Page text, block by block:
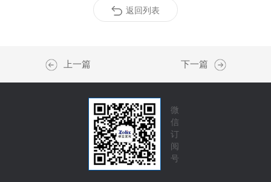
返回列表
上一篇 下一篇
微
信
订
阅
号